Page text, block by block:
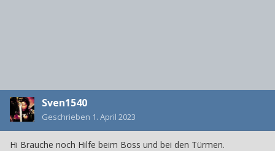
Sven1540
Geschrieben 1. April 2023
Hi Brauche noch Hilfe beim Boss und bei den Türmen.